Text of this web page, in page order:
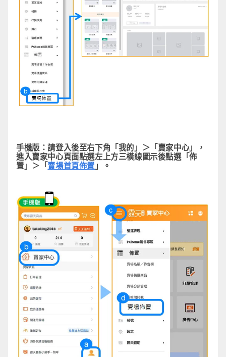
手機版：請登入後至右下角「我的」＞「賣家中心」，
進入賣家中心頁面點選左上方三橫線圖示後點選「佈
置」＞「 賣場首頁佈置 」。